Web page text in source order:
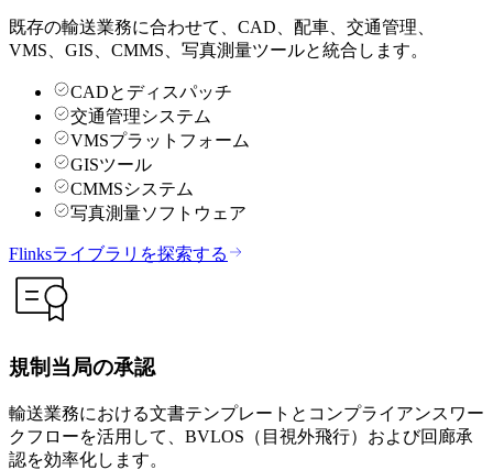
既存の輸送業務に合わせて、CAD、配車、交通管理、
VMS、GIS、CMMS、写真測量ツールと統合します。
CADとディスパッチ
交通管理システム
VMSプラットフォーム
GISツール
CMMSシステム
写真測量ソフトウェア
Flinksライブラリを探索する
規制当局の承認
輸送業務における文書テンプレートとコンプライアンスワー
クフローを活用して、BVLOS（目視外飛行）および回廊承
認を効率化します。